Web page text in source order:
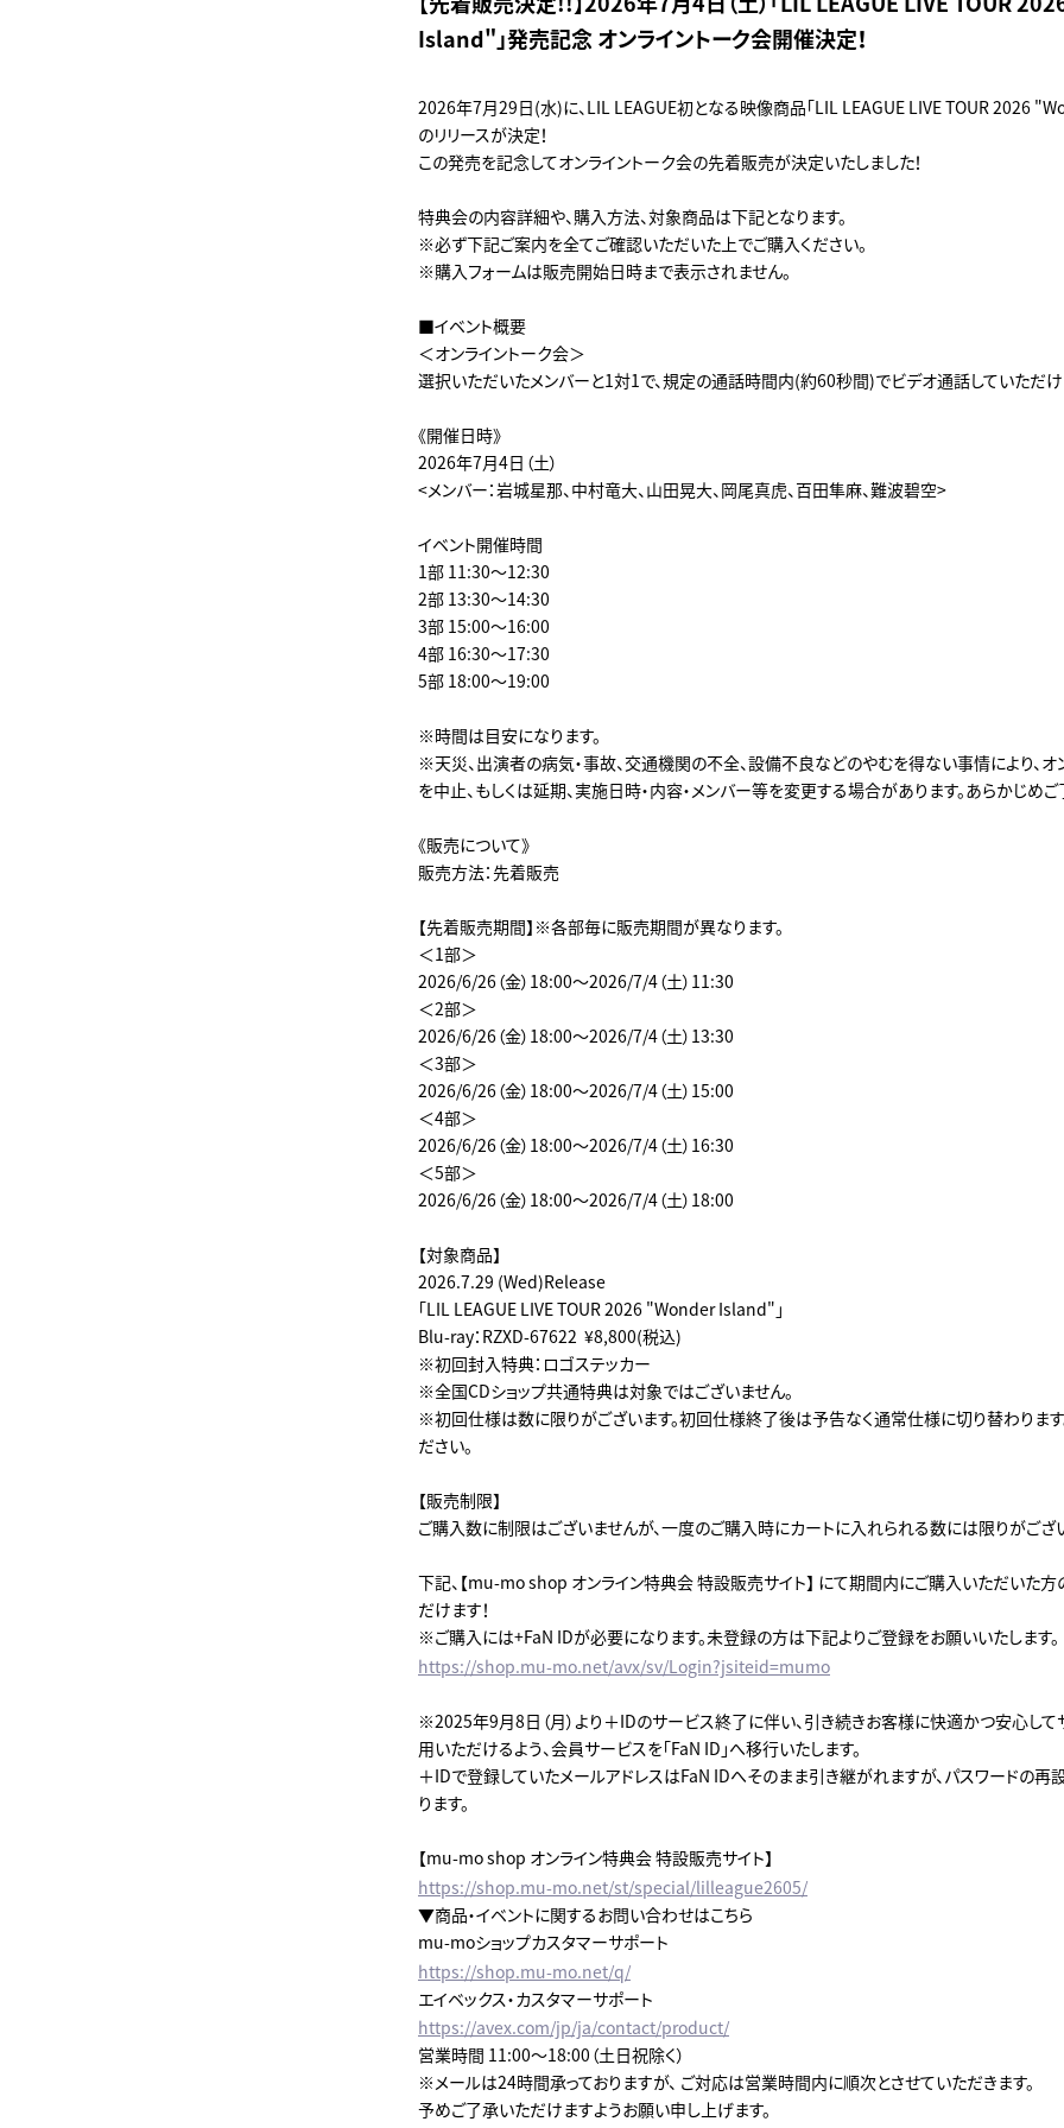
Island"」発売記念 オンライントーク会開催決定！
2026年7月29日(水)に、LIL LEAGUE初となる映像商品「LIL LEAGUE LIVE TOUR 2026
のリリースが決定！
この発売を記念してオンライントーク会の先着販売が決定いたしました！
特典会の内容詳細や、購入方法、対象商品は下記となります。
※必ず下記ご案内を全てご確認いただいた上でご購入ください。
※購入フォームは販売開始日時まで表示されません。
■イベント概要
＜オンライントーク会＞
選択いただいたメンバーと1対1で、規定の通話時間内(約60秒間)でビデオ通話していただけ
《開催日時》
2026年7月4日（土）
<メンバー：岩城星那、中村竜大、山田晃大、岡尾真虎、百田隼麻、難波碧空>
イベント開催時間
1部 11:30～12:30
2部 13:30～14:30
3部 15:00～16:00
4部 16:30～17:30
5部 18:00～19:00
※時間は目安になります。
※天災、出演者の病気・事故、交通機関の不全、設備不良などのやむを得ない事情により、オ
を中止、もしくは延期、実施日時・内容・メンバー等を変更する場合があります。あらかじめご
《販売について》
販売方法：先着販売
【先着販売期間】※各部毎に販売期間が異なります。
＜1部＞
2026/6/26（金）18:00～2026/7/4（土）11:30
＜2部＞
2026/6/26（金）18:00～2026/7/4（土）13:30
＜3部＞
2026/6/26（金）18:00～2026/7/4（土）15:00
＜4部＞
2026/6/26（金）18:00～2026/7/4（土）16:30
＜5部＞
2026/6/26（金）18:00～2026/7/4（土）18:00
【対象商品】
2026.7.29 (Wed)Release
「LIL LEAGUE LIVE TOUR 2026 "Wonder Island"」
Blu-ray：RZXD-67622 ¥8,800(税込)
※初回封入特典：ロゴステッカー
※全国CDショップ共通特典は対象ではございません。
※初回仕様は数に限りがございます。初回仕様終了後は予告なく通常仕様に切り替わります
ださい。
【販売制限】
ご購入数に制限はございませんが、一度のご購入時にカートに入れられる数には限りがござ
下記、【mu-mo shop オンライン特典会 特設販売サイト】 にて期間内にご購入いただいた
だけます！
※ご購入には+FaN IDが必要になります。未登録の方は下記よりご登録をお願いいたします。
https://shop.mu-mo.net/avx/sv/Login?jsiteid=mumo
※2025年9月8日（月）より＋IDのサービス終了に伴い、引き続きお客様に快適かつ安心して
用いただけるよう、会員サービスを「FaN ID」へ移行いたします。
＋IDで登録していたメールアドレスはFaN IDへそのまま引き継がれますが、パスワードの再
ります。
【mu-mo shop オンライン特典会 特設販売サイト】
https://shop.mu-mo.net/st/special/lilleague2605/
▼商品・イベントに関するお問い合わせはこちら
mu-moショップカスタマーサポート
https://shop.mu-mo.net/q/
エイベックス・カスタマーサポート
https://avex.com/jp/ja/contact/product/
営業時間 11:00～18:00（土日祝除く）
※メールは24時間承っておりますが、 ご対応は営業時間内に順次とさせていただきます。
予めご了承いただけますようお願い申し上げます。